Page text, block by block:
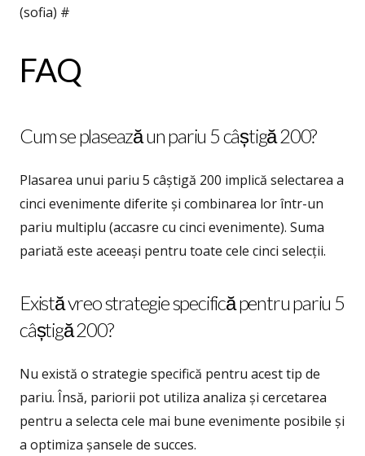
(sofia) #
FAQ
Cum se plasează un pariu 5 câștigă 200?
Plasarea unui pariu 5 câștigă 200 implică selectarea a
cinci evenimente diferite și combinarea lor într-un
pariu multiplu (accasre cu cinci evenimente). Suma
pariată este aceeași pentru toate cele cinci selecții.
Există vreo strategie specifică pentru pariu 5
câștigă 200?
Nu există o strategie specifică pentru acest tip de
pariu. Însă, pariorii pot utiliza analiza și cercetarea
pentru a selecta cele mai bune evenimente posibile și
a optimiza șansele de succes.